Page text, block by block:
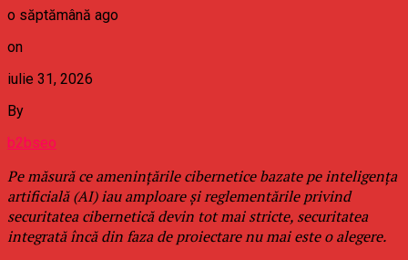
o săptămână ago
on
iulie 31, 2026
By
b2bseo
Pe măsură ce amenințările cibernetice bazate pe inteligența
artificială (AI) iau amploare și reglementările privind
securitatea cibernetică devin tot mai stricte, securitatea
integrată încă din faza de proiectare nu mai este o alegere.